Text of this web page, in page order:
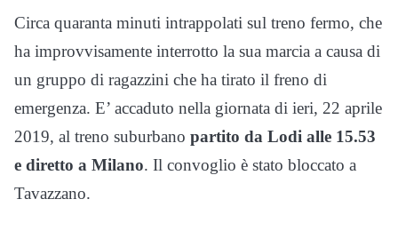
Circa quaranta minuti intrappolati sul treno fermo, che
ha improvvisamente interrotto la sua marcia a causa di
un gruppo di ragazzini che ha tirato il freno di
emergenza. E’ accaduto nella giornata di ieri, 22 aprile
2019, al treno suburbano partito da Lodi alle 15.53
e diretto a Milano. Il convoglio è stato bloccato a
Tavazzano.